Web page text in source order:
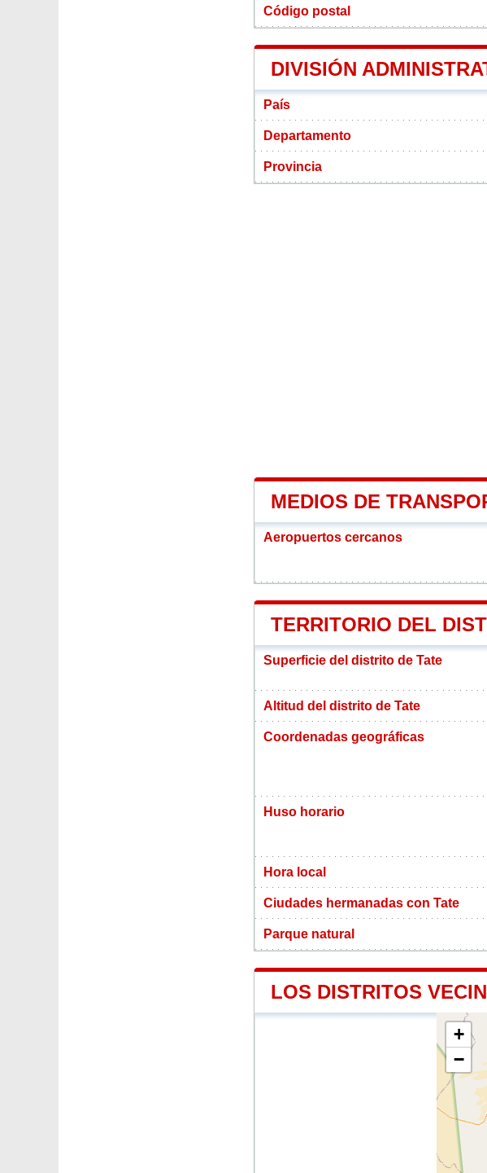
Código postal
DIVISIÓN
País
Departamento
Provincia
MEDIOS DE
Aeropuertos cercanos
TERRITORIO DEL
Superficie del distrito de Tate
Altitud del distrito de Tate
Coordenadas geográficas
Huso horario
Hora local
Ciudades hermanadas con Tate
Parque natural
LOS DISTRITOS
+
−